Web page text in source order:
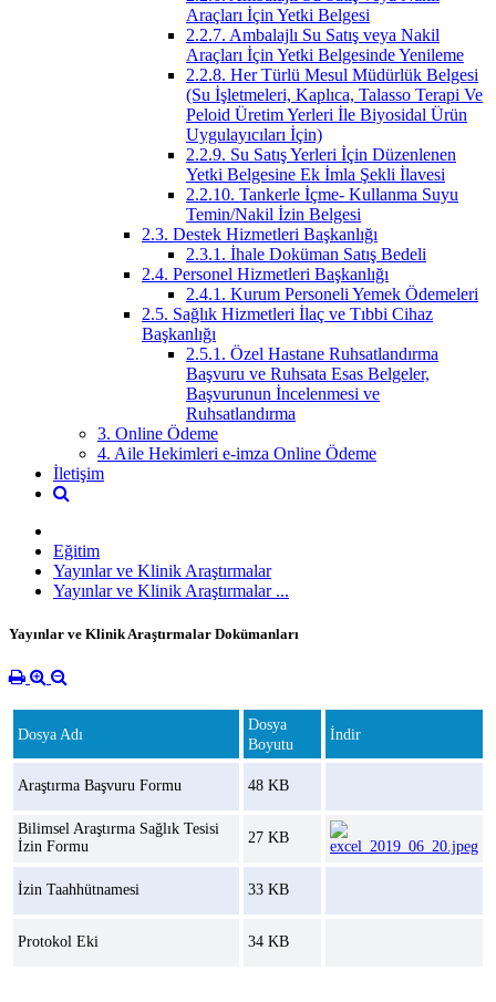
Araçları İçin Yetki Belgesi
2.2.7. Ambalajlı Su Satış veya Nakil
Araçları İçin Yetki Belgesinde Yenileme
2.2.8. Her Türlü Mesul Müdürlük Belgesi
(Su İşletmeleri, Kaplıca, Talasso Terapi Ve
Peloid Üretim Yerleri İle Biyosidal Ürün
Uygulayıcıları İçin)
2.2.9. Su Satış Yerleri İçin Düzenlenen
Yetki Belgesine Ek İmla Şekli İlavesi
2.2.10. Tankerle İçme- Kullanma Suyu
Temin/Nakil İzin Belgesi
2.3. Destek Hizmetleri Başkanlığı
2.3.1. İhale Doküman Satış Bedeli
2.4. Personel Hizmetleri Başkanlığı
2.4.1. Kurum Personeli Yemek Ödemeleri
2.5. Sağlık Hizmetleri İlaç ve Tıbbi Cihaz
Başkanlığı
2.5.1. Özel Hastane Ruhsatlandırma
Başvuru ve Ruhsata Esas Belgeler,
Başvurunun İncelenmesi ve
Ruhsatlandırma
3. Online Ödeme
4. Aile Hekimleri e-imza Online Ödeme
İletişim
Eğitim
Yayınlar ve Klinik Araştırmalar
Yayınlar ve Klinik Araştırmalar ...
Yayınlar ve Klinik Araştırmalar Dokümanları
Dosya Adı
Dosya
Boyutu
İndir
Araştırma Başvuru Formu 48 KB
Bilimsel Araştırma Sağlık Tesisi
İzin Formu
27 KB
İzin Taahhütnamesi 33 KB
Protokol Eki 34 KB